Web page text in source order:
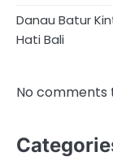
Danau Batur
Hati Bali
No comments